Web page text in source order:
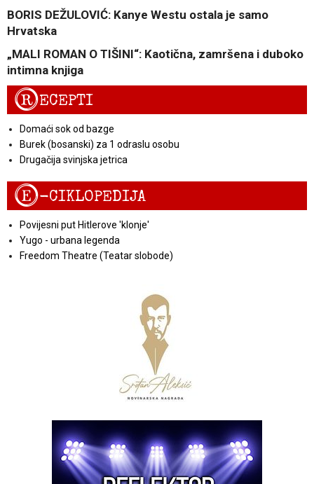
BORIS DEŽULOVIĆ: Kanye Westu ostala je samo
Hrvatska
„MALI ROMAN O TIŠINI“: Kaotična, zamršena i duboko
intimna knjiga
RECEPTI
Domaći sok od bazge
Burek (bosanski) za 1 odraslu osobu
Drugačija svinjska jetrica
E-CIKLOPEDIJA
Povijesni put Hitlerove 'klonje'
Yugo - urbana legenda
Freedom Theatre (Teatar slobode)